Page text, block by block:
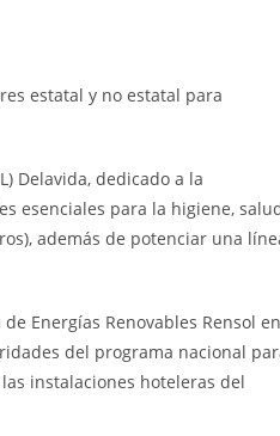
estatal y no estatal para
Delavida, dedicado a la
esenciales para la higiene,
además de potenciar una
Energías Renovables Rensol en
del programa nacional
instalaciones hoteleras del